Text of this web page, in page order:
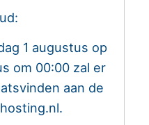
1 augustus op
om 00:00 zal er
aan de